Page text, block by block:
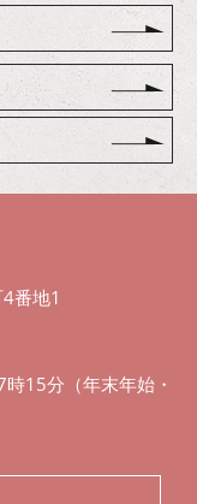
番地1
15分（年末年始・